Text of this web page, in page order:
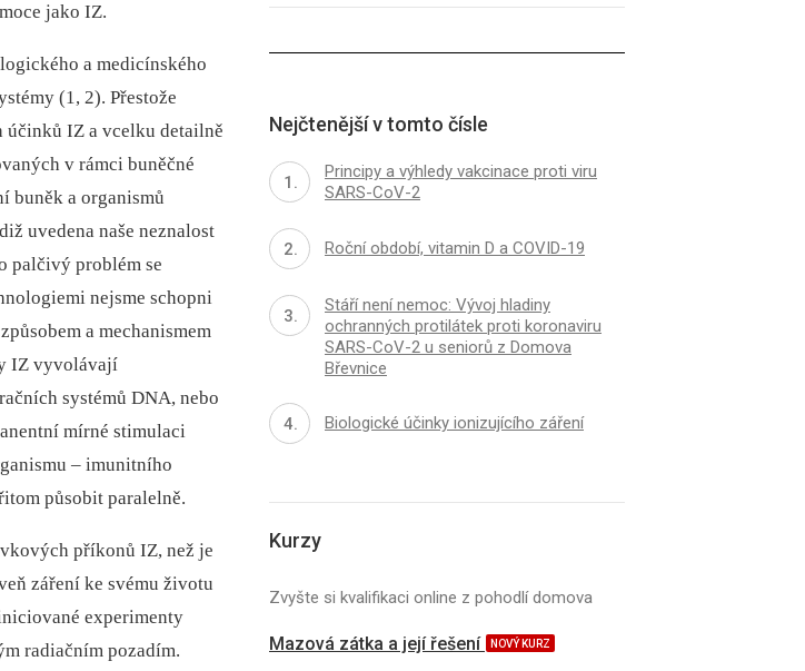
jako IZ.
a medicínského
(1, 2). Přestože
IZ a vcelku detailně
v rámci buněčné
buněk a organismů
uvedena naše neznalost
palčivý problém se
nejsme schopni
a mechanismem
IZ vyvolávají
systémů DNA, nebo
mírné stimulaci
–⁠ imunitního
působit paralelně.
příkonů IZ, než je
záření ke svému životu
experimenty
radiačním pozadím.
Nejčtenější v tomto čísle
Principy a výhledy vakcinace proti viru
SARS-CoV-2
Roční období, vitamin D a COVID-19
Stáří není nemoc: Vývoj hladiny
ochranných protilátek proti koronaviru
SARS-CoV-2 u seniorů z Domova
Břevnice
Biologické účinky ionizujícího záření
Kurzy
Zvyšte si kvalifikaci online z pohodlí domova
Mazová zátka a její řešení NOVÝ KURZ